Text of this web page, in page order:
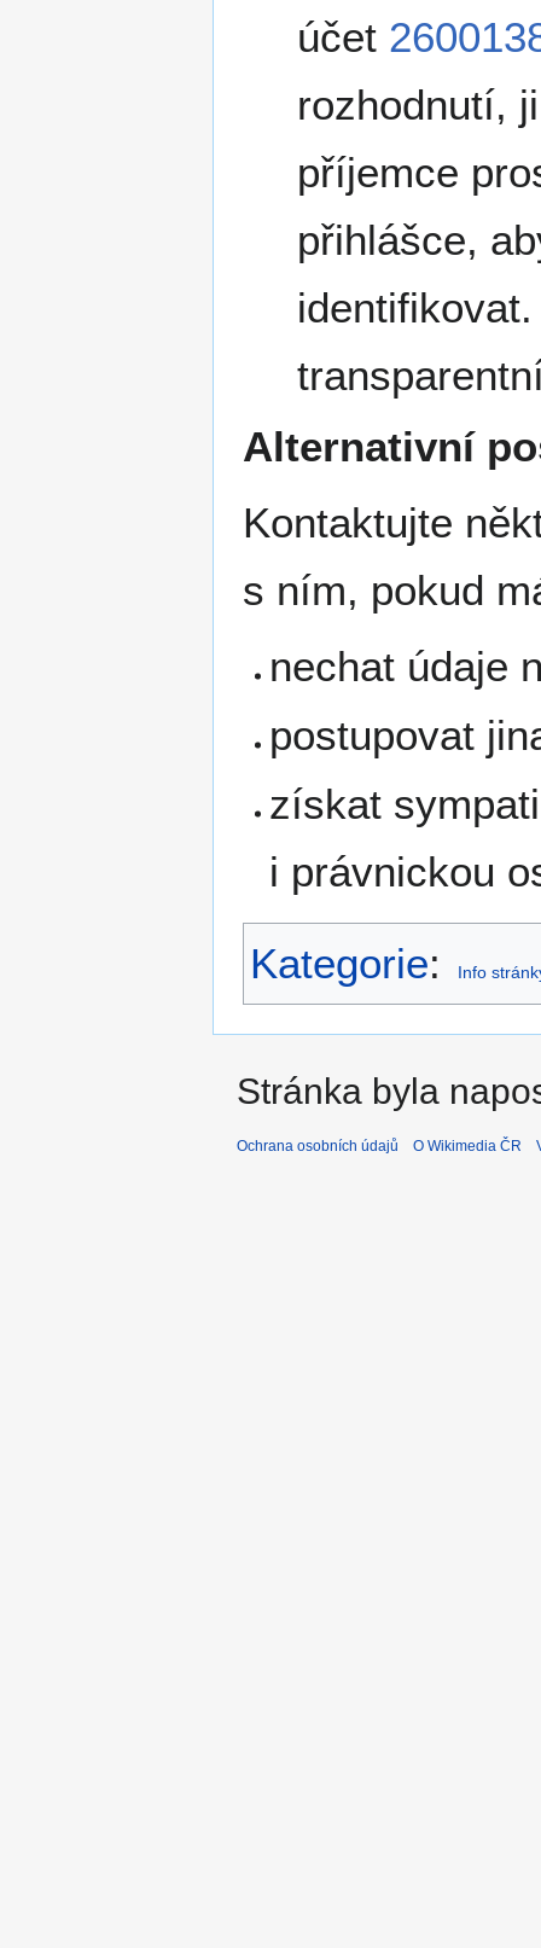
účet
rozhodnutí,
příjemce
přihlášce,
Alternativní
Kontaktujte
s ním, pokud
nechat údaje
postupovat
získat
i právnickou
Kategorie: Info
Stránka byla
Ochrana osobních údajů O Wikimedia ČR